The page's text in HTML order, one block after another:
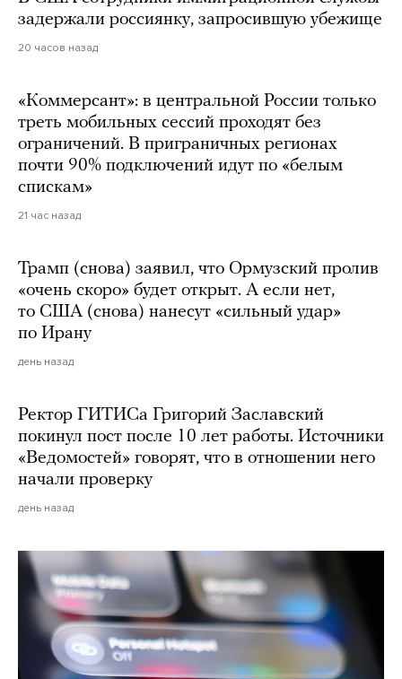
задержали россиянку, запросившую убежище
20 часов назад
«Коммерсант»: в центральной России только
треть мобильных сессий проходят без
ограничений. В приграничных регионах
почти 90% подключений идут по «белым
спискам»
21 час назад
Трамп (снова) заявил, что Ормузский пролив
«очень скоро» будет открыт. А если нет,
то США (снова) нанесут «сильный удар»
по Ирану
день назад
Ректор ГИТИСа Григорий Заславский
покинул пост после 10 лет работы. Источники
«Ведомостей» говорят, что в отношении него
начали проверку
день назад